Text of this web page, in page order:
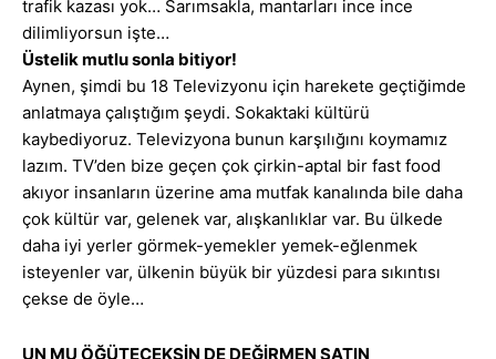
trafik kazası yok… Sarımsakla, mantarları ince ince
dilimliyorsun işte…
Üstelik mutlu sonla bitiyor!
Aynen, şimdi bu 18 Televizyonu için harekete geçtiğimde
anlatmaya çalıştığım şeydi. Sokaktaki kültürü
kaybediyoruz. Televizyona bunun karşılığını koymamız
lazım. TV’den bize geçen çok çirkin-aptal bir fast food
akıyor insanların üzerine ama mutfak kanalında bile daha
çok kültür var, gelenek var, alışkanlıklar var. Bu ülkede
daha iyi yerler görmek-yemekler yemek-eğlenmek
isteyenler var, ülkenin büyük bir yüzdesi para sıkıntısı
çekse de öyle…
UN MU ÖĞÜTECEKSİN DE DEĞİRMEN SATIN